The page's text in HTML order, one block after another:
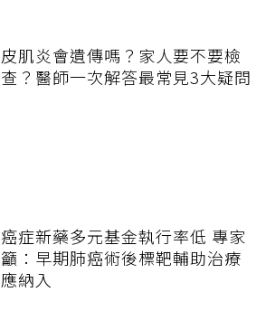
皮肌炎會遺傳嗎？家人要不要檢
查？醫師一次解答最常見3大疑問
癌症新藥多元基金執行率低 專家
籲：早期肺癌術後標靶輔助治療
應納入